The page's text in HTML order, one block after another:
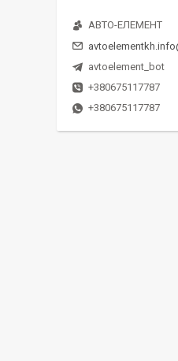
АВТО-ЕЛЕМЕНТ
avtoelement_bot
+380675117787
+380675117787